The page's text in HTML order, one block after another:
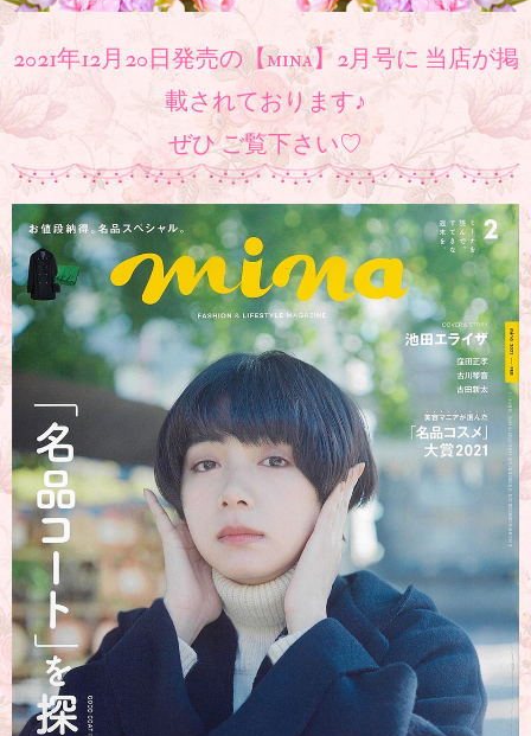
2021年12月20日発売の【mina】2月号に 当店が掲
載されております♪
ぜひ ご覧下さい♡